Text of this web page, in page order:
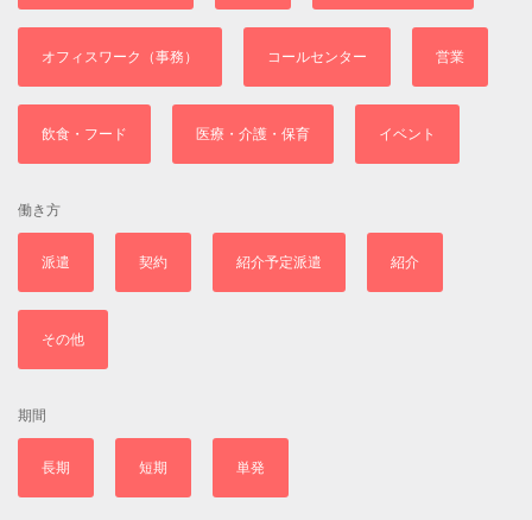
オフィスワーク（事務） コールセンター 営業
飲食・フード 医療・介護・保育 イベント
働き方
派遣 契約 紹介予定派遣 紹介
その他
期間
長期 短期 単発